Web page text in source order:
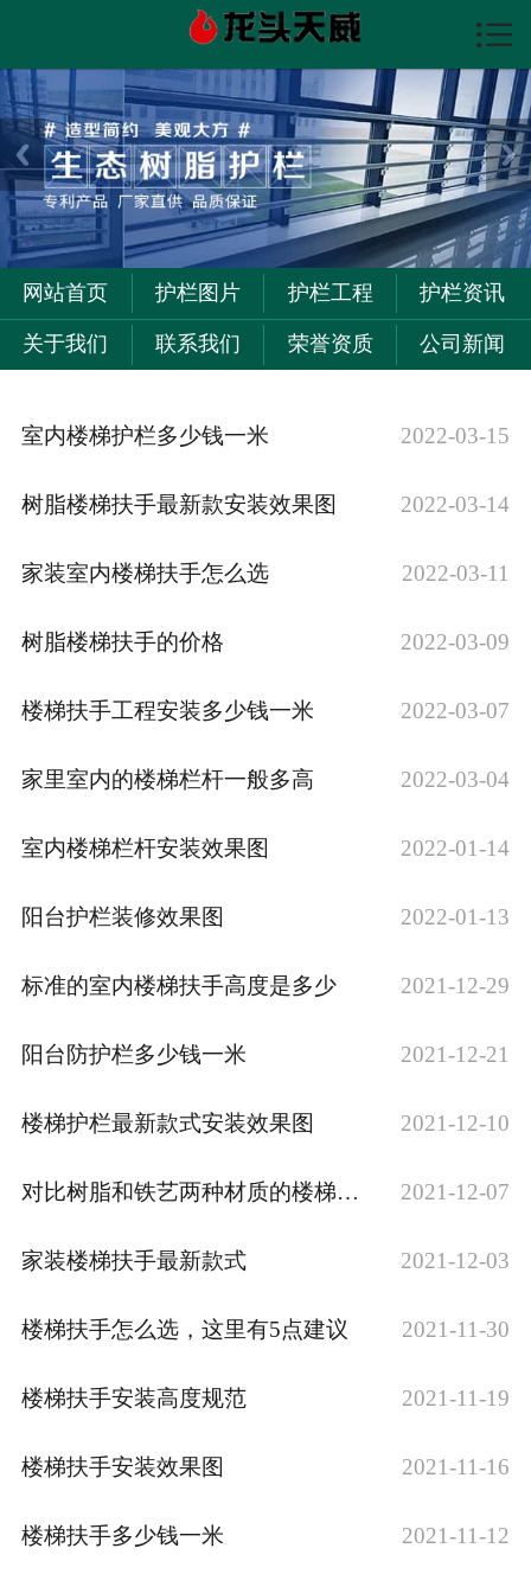

护栏图片
护栏资讯
护栏工程
关于我们
联系我们

网站首页 护栏图片 护栏工程 护栏资讯
关于我们 联系我们 荣誉资质 公司新闻
室内楼梯护栏多少钱一米 2022-03-15
树脂楼梯扶手最新款安装效果图 2022-03-14
家装室内楼梯扶手怎么选 2022-03-11
树脂楼梯扶手的价格 2022-03-09
楼梯扶手工程安装多少钱一米 2022-03-07
家里室内的楼梯栏杆一般多高 2022-03-04
室内楼梯栏杆安装效果图 2022-01-14
阳台护栏装修效果图 2022-01-13
标准的室内楼梯扶手高度是多少 2021-12-29
阳台防护栏多少钱一米 2021-12-21
楼梯护栏最新款式安装效果图 2021-12-10
对比树脂和铁艺两种材质的楼梯护栏 2021-12-07
家装楼梯扶手最新款式 2021-12-03
楼梯扶手怎么选，这里有5点建议 2021-11-30
楼梯扶手安装高度规范 2021-11-19
楼梯扶手安装效果图 2021-11-16
楼梯扶手多少钱一米 2021-11-12